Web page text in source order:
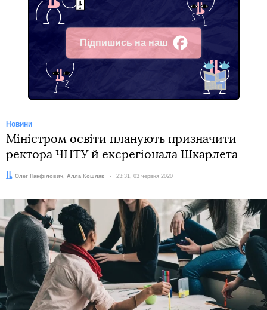
Підпишись на наш
Facebook
Новини
Міністром освіти планують призначити
ректора ЧНТУ й ексрегіонала Шкарлета
Автори:
Олег Панфілович, Алла Кошляк Дата:
23:31, 03 червня 2020